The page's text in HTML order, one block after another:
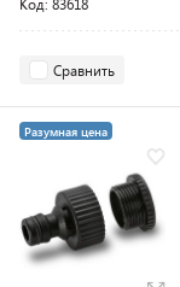
Код: 83618
Сравнить
Разумная цена